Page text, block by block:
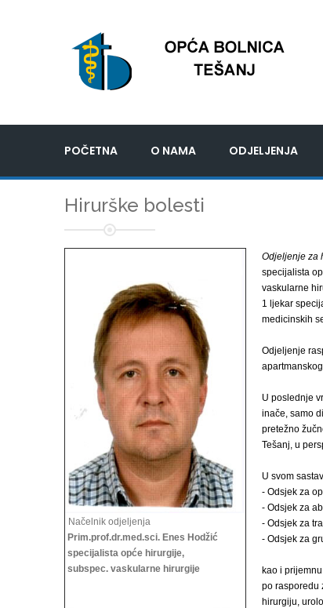
POČETNA O NAMA ODJELJENJA
Hirurške bolesti
Načelnik odjeljenja
Prim.prof.dr.med.sci. Enes Hodžić
specijalista opće hirurgije,
subspec. vaskularne hirurgije
Odjeljenje za
specijalista
vaskularne
1 ljekar
medicinskih
Odjeljenje
U poslednje
inače, samo
pretežno
Tešanj, u
U svom
- Odsjek za
- Odsjek za
- Odsjek za
- Odsjek za
kao i
po rasporedu
hirurgiju,